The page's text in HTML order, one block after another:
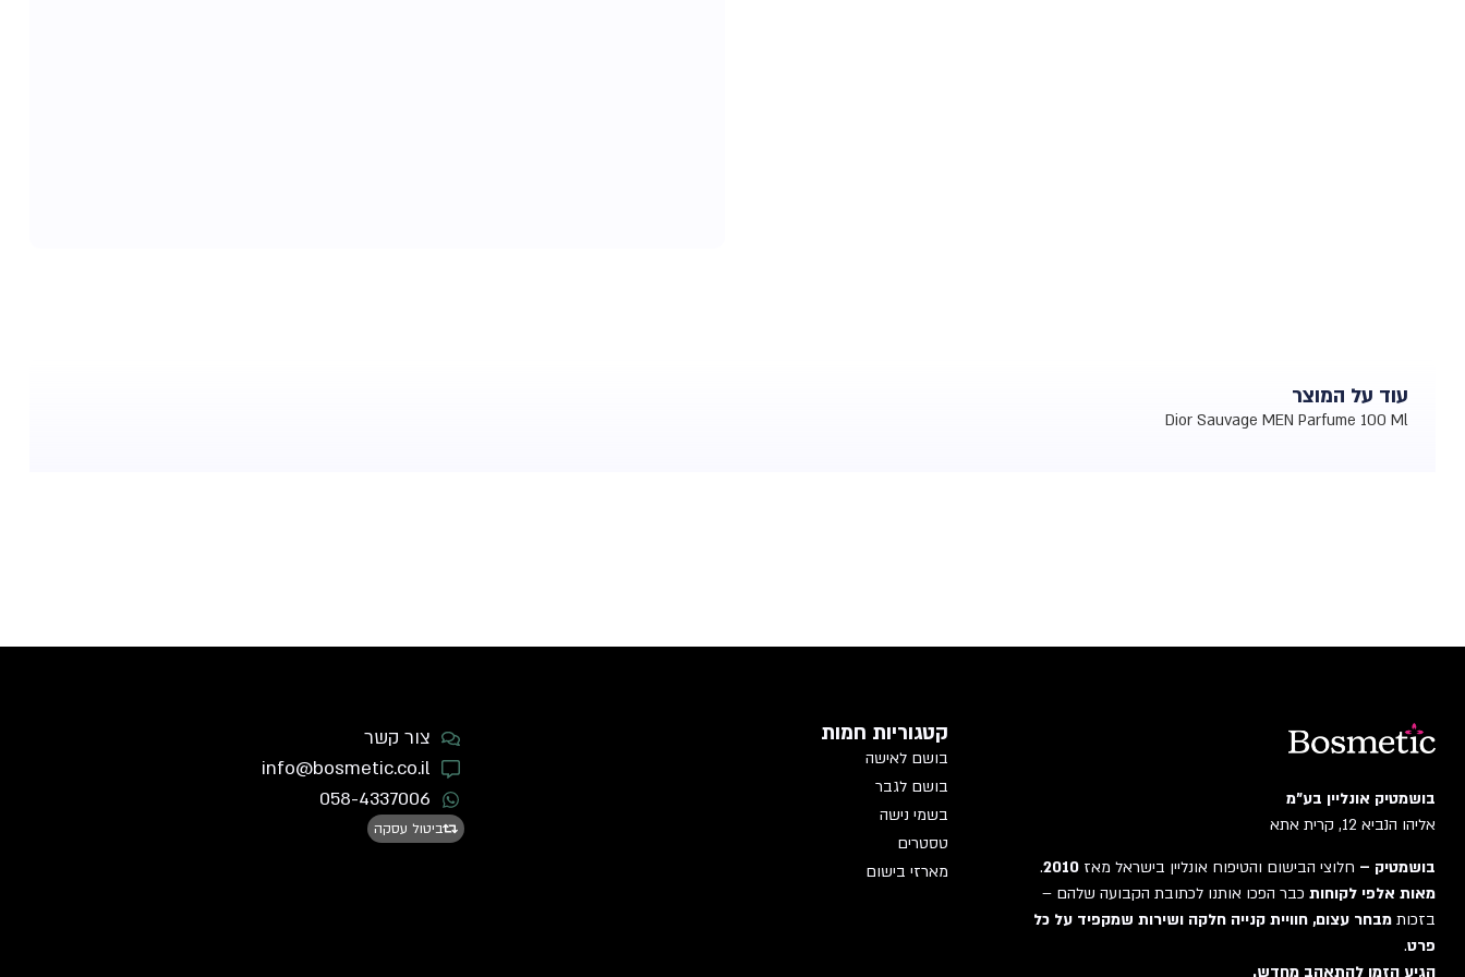
עוד על המוצר
Dior Sauvage MEN Parfume 100 Ml
בושמטיק אונליין בע"מ
אליהו הנביא 12, קרית אתא
בושמטיק – חלוצי הבישום והטיפוח אונליין בישראל מאז 2010
.
מאות אלפי לקוחות כבר הפכו אותנו לכתובת הקבועה שלהם –
בזכות מבחר עצום, חוויית קנייה חלקה ושירות שמקפיד על כל
פרט.
הגיע הזמן להתאהב מחדש.
קטגוריות חמות
בושם לאישה
בושם לגבר
בשמי נישה
טסטרים
מארזי בישום
צור קשר
info@bosmetic.co.il
058-4337006
ביטול עסקה